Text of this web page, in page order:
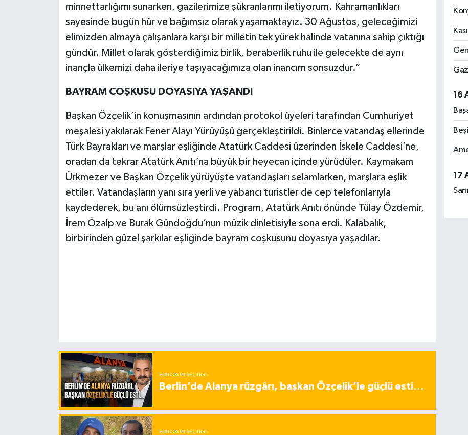
minnettarlığımı sunarken, gazilerimize şükranlarımı iletiyorum. Kahramanlıkları
sayesinde bugün hür ve bağımsız olarak yaşamaktayız. 30 Ağustos, geleceğimizi
elimizden almaya çalışanlara karşı bir milletin tek yürek halinde vatanına sahip çıktığı
gündür. Millet olarak gösterdiğimiz birlik, beraberlik ruhu ile gelecekte de aynı
inançla ülkemizi daha ileriye taşıyacağımıza olan inancım sonsuzdur.”
BAYRAM COŞKUSU DOYASIYA YAŞANDI
Başkan Özçelik’in konuşmasının ardından protokol üyeleri tarafından Cumhuriyet
meşalesi yakılarak Fener Alayı Yürüyüşü gerçekleştirildi. Binlerce vatandaş ellerinde
Türk Bayrakları ve marşlar eşliğinde Atatürk Caddesi üzerinden İskele Caddesi’ne,
oradan da tekrar Atatürk Anıtı’na büyük bir heyecan içinde yürüdüler. Kaymakam
Ürkmezer ve Başkan Özçelik yürüyüşte vatandaşları selamlarken, marşlara eşlik
ettiler. Vatandaşların yanı sıra yerli ve yabancı turistler de cep telefonlarıyla
kaydederek, bu anı ölümsüzleştirdi. Program, Atatürk Anıtı önünde Tülay Özdemir,
İrem Özalp ve Burak Gündoğdu’nun müzik dinletisiyle sona erdi. Kalabalık,
birbirinden güzel şarkılar eşliğinde bayram coşkusunu doyasıya yaşadılar.
EDITÖRÜN SEÇTIĞI
Berlin’de Alanya rüzgârı, başkan Özçelik’le güçlü esti…
EDITÖRÜN SEÇTIĞI
16
17